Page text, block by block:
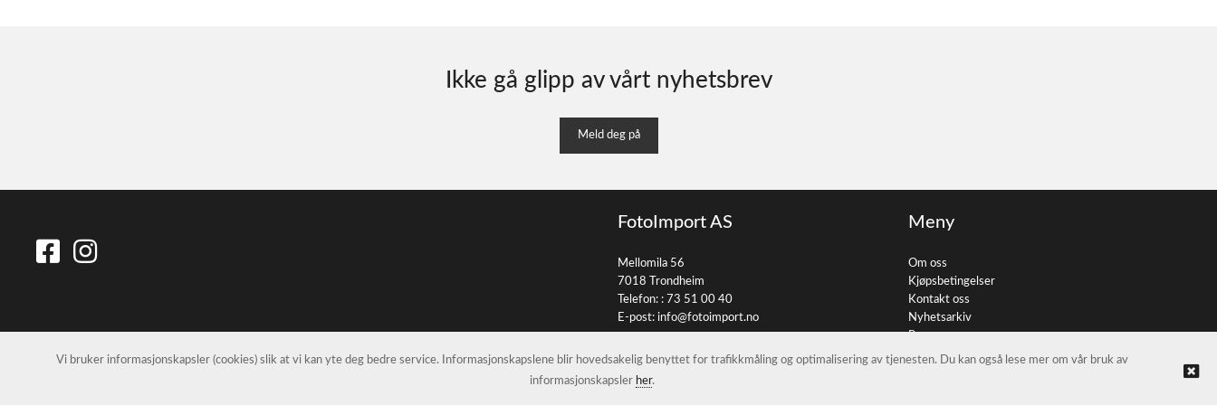
Ikke gå glipp av vårt nyhetsbrev
Meld deg på
FotoImport AS
Mellomila 56
7018 Trondheim
Telefon: : 73 51 00 40
E-post: info@fotoimport.no
Meny
Om oss
Kjøpsbetingelser
Kontakt oss
Nyhetsarkiv
Personvern
Vi bruker informasjonskapsler (cookies) slik at vi kan yte deg bedre service. Informasjonskapslene blir hovedsakelig benyttet for trafikkmåling og optimalisering av tjenesten. Du kan også lese mer om vår bruk av
informasjonskapsler her.